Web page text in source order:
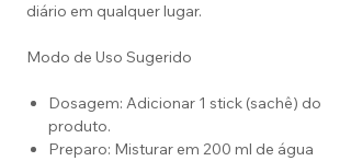
diário em qualquer lugar.
Modo de Uso Sugerido
Dosagem: Adicionar 1 stick (sachê) do
produto.
Preparo: Misturar em 200 ml de água